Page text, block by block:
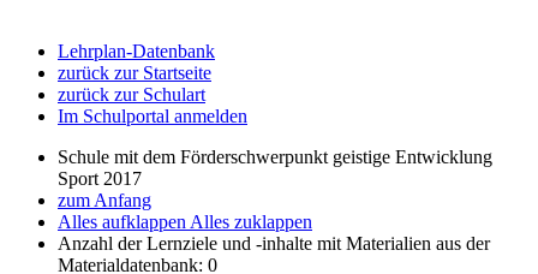
Lehrplan-Datenbank
zurück zur Startseite
zurück zur Schulart
Im Schulportal anmelden
Schule mit dem Förderschwerpunkt geistige Entwicklung
Sport 2017
zum Anfang
Alles aufklappen Alles zuklappen
Anzahl der Lernziele und -inhalte mit Materialien aus der
Materialdatenbank: 0